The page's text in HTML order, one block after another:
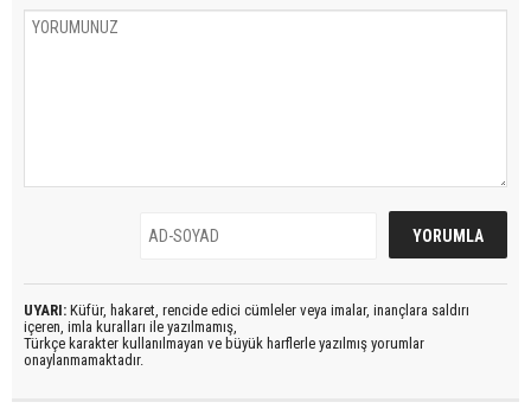
UYARI: Küfür, hakaret, rencide edici cümleler veya imalar, inançlara saldırı
içeren, imla kuralları ile yazılmamış,
Türkçe karakter kullanılmayan ve büyük harflerle yazılmış yorumlar
onaylanmamaktadır.